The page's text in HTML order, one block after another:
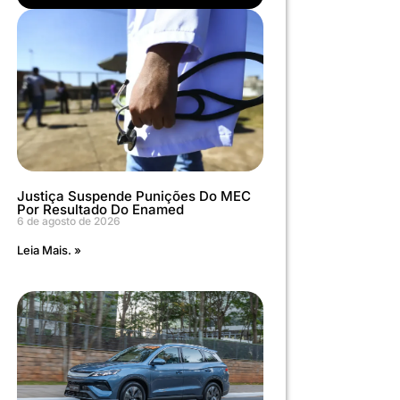
Justiça Suspende Punições Do MEC
Por Resultado Do Enamed
6 de agosto de 2026
Leia Mais. »